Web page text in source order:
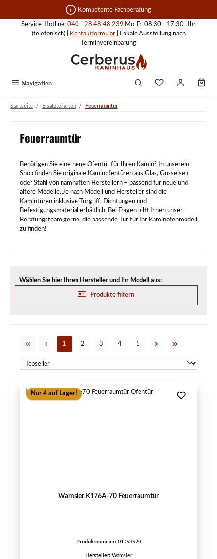
Zum Hauptinhalt springen Kompetente Fachberatung
Service-Hotline: 040 - 28 48 48 239 Mo-Fr, 08:30 - 17:30 Uhr
(telefonisch) |
Kontaktformular| Lokale Ausstellung nach
Terminvereinbarung
Navigation
Startseite / Ersatzteilarten / Feuerraumtür
Feuerraumtür
Benötigen Sie eine neue Ofentür für Ihren Kamin? In unserem
Shop finden Sie originale Kaminofentüren aus Glas, Gusseisen
oder Stahl von namhaften Herstellern – passend für neue und
ältere Modelle. Je nach Modell und Hersteller sind die
Kamintüren inklusive Türgriff, Dichtungen und
Befestigungsmaterial erhältlich. Bei Fragen hilft Ihnen unser
Beratungsteam gerne, die passende Tür für Ihr Kaminofenmodell
zu finden!
Wählen Sie hier Ihren Hersteller und Ihr Modell aus:
Produkte filtern
Seite
1 Seite
2 Seite
3 Seite
4 Seite
5
Nur 4 auf Lager!
Wamsler K176A-70 Feuerraumtür
Produktnummer: 01053520
Hersteller: Wamsler